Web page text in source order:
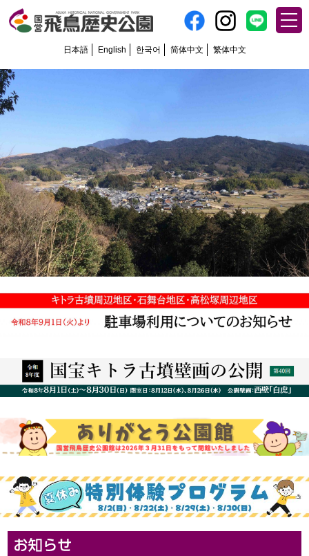
日本語 English 한국어 简体中文 繁体中文
Previous Next